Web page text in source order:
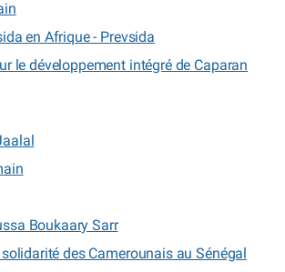
en Afrique - Prevsida
le développement intégré de Caparan
Boukaary Sarr
des Camerounais au Sénégal